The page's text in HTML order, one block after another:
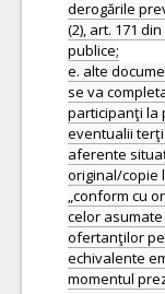
derogările
(2), art. 171
publice;
e. alte
se va
participanţi la
eventualii
aferente
original/copie
„conform cu
celor
ofertanţilor
echivalente
momentul